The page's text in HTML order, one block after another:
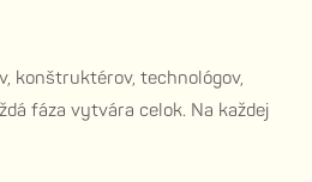
konštruktérov, technológov,
fáza vytvára celok. Na každej